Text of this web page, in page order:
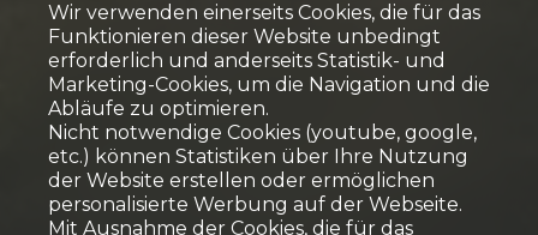
Wir verwenden einerseits Cookies, die für das
Funktionieren dieser Website unbedingt
erforderlich und anderseits Statistik- und
Marketing-Cookies, um die Navigation und die
Abläufe zu optimieren.
Nicht notwendige Cookies (youtube, google,
etc.) können Statistiken über Ihre Nutzung
der Website erstellen oder ermöglichen
personalisierte Werbung auf der Webseite.
Mit Ausnahme der Cookies, die für das